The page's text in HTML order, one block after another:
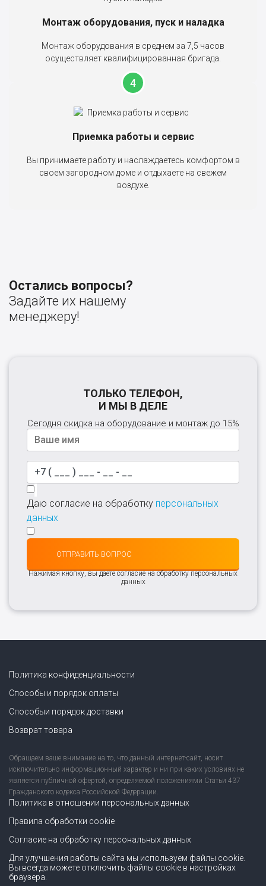
Монтаж оборудования, пуск и наладка
Монтаж оборудования в среднем за 7,5 часов
осуществляет квалифицированная бригада.
Приемка работы и сервис
Вы принимаете работу и наслаждаетесь комфортом в
своем загородном доме и отдыхаете на свежем
воздухе.
Остались вопросы?
Задайте их нашему
менеджеру!
ТОЛЬКО ТЕЛЕФОН,
И МЫ В ДЕЛЕ
Сегодня скидка на оборудование и монтаж до 15%
Даю согласие на обработку персональных
данных
ОТПРАВИТЬ ВОПРОС
Нажимая кнопку, вы даете согласие на обработку персональных
данных
Политика конфиденциальности
Способы и порядок оплаты
Способыи порядок доставки
Возврат товара
Обращаем ваше внимание на то, что данный интернет-сайт, носит
исключительно информационный характер и ни при каких условиях не
является публичной офертой, определяемой положениями Статьи 437
Гражданского кодекса Российской Федерации.
Политика в отношении персональных данных
Правила обработки cookie
Согласие на обработку персональных данных
Для улучшения работы сайта мы используем файлы cookie.
Вы всегда можете отключить файлы cookie в настройках
браузера.